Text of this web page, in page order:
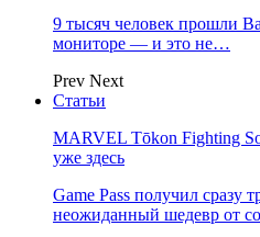
9 тысяч человек прошли
мониторе — и это не…
Prev Next
Статьи
MARVEL Tōkon Fighting
уже здесь
Game Pass получил сразу
неожиданный шедевр от